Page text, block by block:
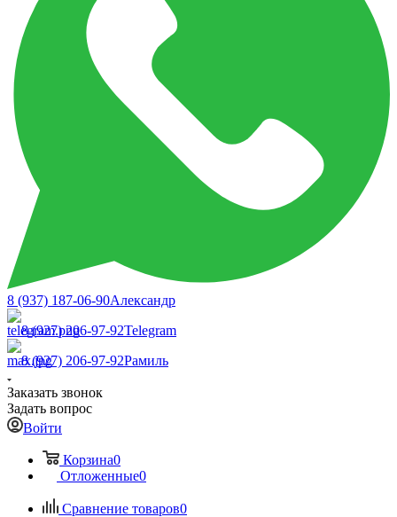
8 (937) 187-06-90Александр
8 (927) 206-97-92Telegram
8 (927) 206-97-92Рамиль
Заказать звонок
Задать вопрос
Войти
Корзина0
Отложенные0
Сравнение товаров0